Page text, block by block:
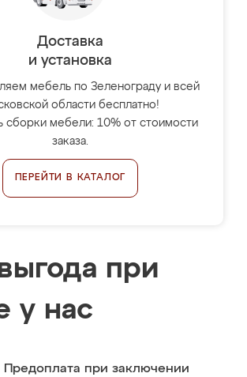
Доставка
и установка
мебель по Зеленограду и всей
области бесплатно!
сборки мебели: 10% от стоимости
заказа.
ПЕРЕЙТИ В КАТАЛОГ
при
у нас
Предоплата при заключении